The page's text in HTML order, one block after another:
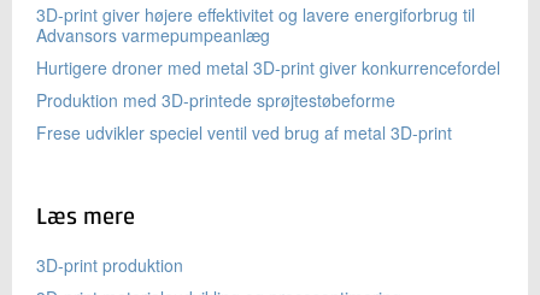
3D-print giver højere effektivitet og lavere energiforbrug til
Advansors varmepumpeanlæg
Hurtigere droner med metal 3D-print giver konkurrencefordel
Produktion med 3D-printede sprøjtestøbeforme
Frese udvikler speciel ventil ved brug af metal 3D-print
Læs mere
3D-print produktion